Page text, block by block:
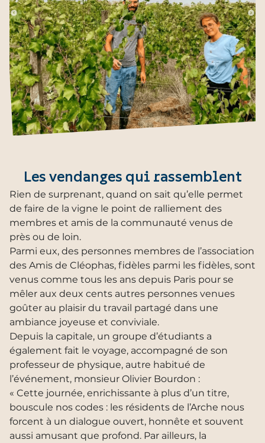
Les vendanges qui rassemblent
Rien de surprenant, quand on sait qu’elle permet
de faire de la vigne le point de ralliement des
membres et amis de la communauté venus de
près ou de loin.
Parmi eux, des personnes membres de l’association
des Amis de Cléophas, fidèles parmi les fidèles, sont
venus comme tous les ans depuis Paris pour se
mêler aux deux cents autres personnes venues
goûter au plaisir du travail partagé dans une
ambiance joyeuse et conviviale.
Depuis la capitale, un groupe d’étudiants a
également fait le voyage, accompagné de son
professeur de physique, autre habitué de
l’événement, monsieur Olivier Bourdon :
« Cette journée, enrichissante à plus d’un titre,
bouscule nos codes : les résidents de l’Arche nous
forcent à un dialogue ouvert, honnête et souvent
aussi amusant que profond. Par ailleurs, la